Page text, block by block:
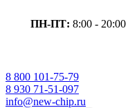
ПН-ПТ: 8:00 - 20:00
8 800 101-75-79
8 930 71-51-097
info@new-chip.ru